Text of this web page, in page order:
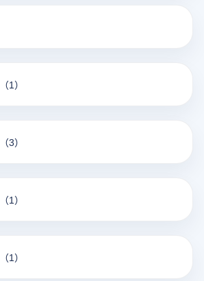
（1）
（3）
（1）
（1）